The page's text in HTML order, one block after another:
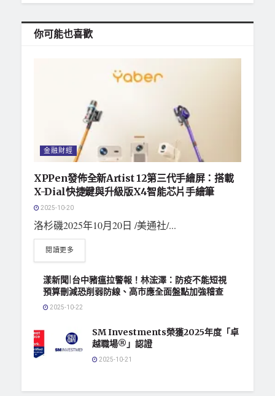
你可能也喜歡
金融財經
XPPen發佈全新Artist 12第三代手繪屏：搭載
X-Dial快捷鍵與升級版X4智能芯片手繪筆
2025-10-20
洛杉磯2025年10月20日 /美通社/...
閱讀更多
漾新聞|台中豬瘟拉警報！林浤澤：防疫不能短視
預算刪減恐削弱防線、高市應全面盤點加強稽查
2025-10-22
SM Investments榮獲2025年度「卓
越職場®」認證
2025-10-21